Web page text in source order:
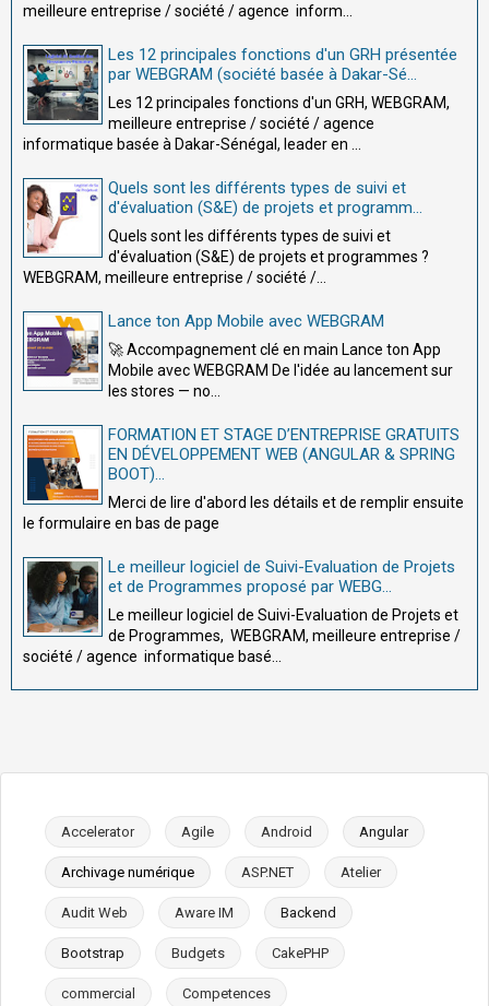
meilleure entreprise / société / agence inform...
Les 12 principales fonctions d'un GRH présentée
par WEBGRAM (société basée à Dakar-Sé...
Les 12 principales fonctions d'un GRH, WEBGRAM,
meilleure entreprise / société / agence
informatique basée à Dakar-Sénégal, leader en ...
Quels sont les différents types de suivi et
d'évaluation (S&E) de projets et programm...
Quels sont les différents types de suivi et
d'évaluation (S&E) de projets et programmes ?
WEBGRAM, meilleure entreprise / société /...
Lance ton App Mobile avec WEBGRAM
🚀 Accompagnement clé en main Lance ton App
Mobile avec WEBGRAM De l'idée au lancement sur
les stores — no...
FORMATION ET STAGE D’ENTREPRISE GRATUITS
EN DÉVELOPPEMENT WEB (ANGULAR & SPRING
BOOT)...
Merci de lire d'abord les détails et de remplir ensuite
le formulaire en bas de page
Le meilleur logiciel de Suivi-Evaluation de Projets
et de Programmes proposé par WEBG...
Le meilleur logiciel de Suivi-Evaluation de Projets et
de Programmes, WEBGRAM, meilleure entreprise /
société / agence informatique basé...
Accelerator Agile Android Angular
Archivage numérique ASP.NET Atelier
Audit Web Aware IM Backend
Bootstrap Budgets CakePHP
commercial Competences